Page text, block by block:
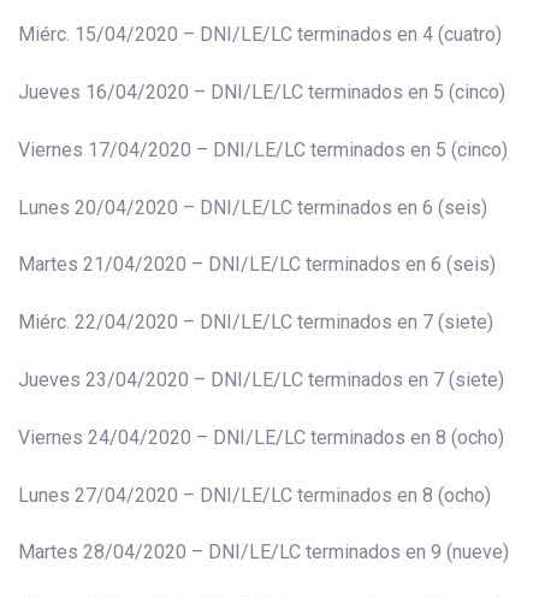
Miérc. 15/04/2020 – DNI/LE/LC terminados en 4 (cuatro)
Jueves 16/04/2020 – DNI/LE/LC terminados en 5 (cinco)
Viernes 17/04/2020 – DNI/LE/LC terminados en 5 (cinco)
Lunes 20/04/2020 – DNI/LE/LC terminados en 6 (seis)
Martes 21/04/2020 – DNI/LE/LC terminados en 6 (seis)
Miérc. 22/04/2020 – DNI/LE/LC terminados en 7 (siete)
Jueves 23/04/2020 – DNI/LE/LC terminados en 7 (siete)
Viernes 24/04/2020 – DNI/LE/LC terminados en 8 (ocho)
Lunes 27/04/2020 – DNI/LE/LC terminados en 8 (ocho)
Martes 28/04/2020 – DNI/LE/LC terminados en 9 (nueve)